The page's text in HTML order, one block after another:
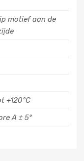
motief aan de
+120°C
A ± 5°